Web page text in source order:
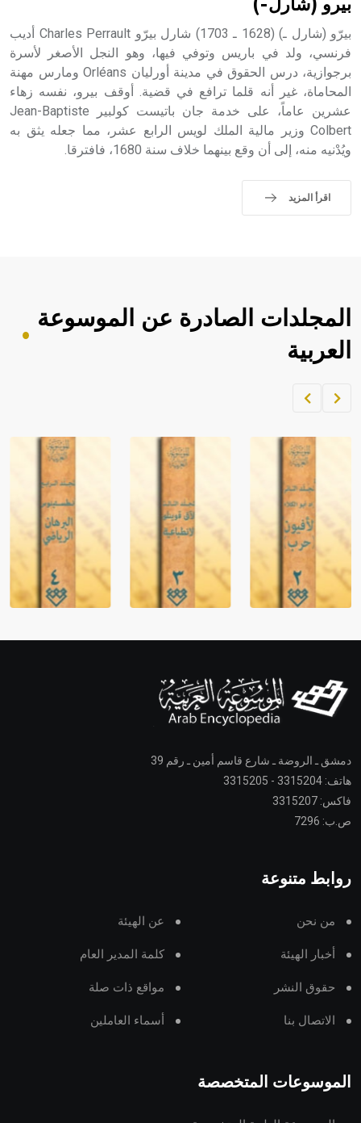
بيرو (شارل-)
بيرّو (شارل ـ) (1628 ـ 1703) شارل بيرّو Charles Perrault أديب
فرنسي، ولد في باريس وتوفي فيها، وهو النجل الأصغر لأسرة
برجوازية، درس الحقوق في مدينة أورليان Orléans ومارس مهنة
المحاماة، غير أنه قلما ترافع في قضية. أوقف بيرو، نفسه زهاء
عشرين عاماً، على خدمة جان باتيست كولبير Jean-Baptiste
Colbert وزير مالية الملك لويس الرابع عشر، مما جعله يثق به
ويُدْنيه منه، إلى أن وقع بينهما خلاف سنة 1680، فافترقا.
اقرأ المزيد
المجلدات الصادرة عن الموسوعة
العربية
دمشق ـ الروضة ـ شارع قاسم أمين ـ رقم 39
هاتف: 3315204 - 3315205
فاكس: 3315207
ص.ب: 7296
روابط متنوعة
من نحن عن الهيئة
أخبار الهيئة كلمة المدير العام
حقوق النشر مواقع ذات صلة
الاتصال بنا أسماء العاملين
الموسوعات المتخصصة